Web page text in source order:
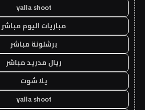
yalla shoot
مباريات اليوم مباشر
برشلونة مباشر
ريال مدريد مباشر
يلا شوت
yalla shoot